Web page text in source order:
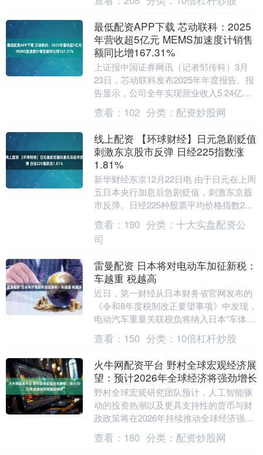
最低配资APP下载 芯动联科：2025
年营收超5亿元 MEMS加速度计销售
额同比增167.31%
上证报中国证券网讯（记者邹传科）3月
23日，芯动联科发布2025年年度报告。报
告显示，公司全年实现营业收入5.24亿
元，同比增长29.48%；归母净利润3.03....
查看： 102 分类： 配资炒股网
线上配资 【环球财经】日元急剧贬值
刺激东京股市反弹 日经225指数涨
1.81%
新华财经东京12月22日电 由于日元在上周
五日本央行加息后急剧贬值，刺激东京股
市反弹。日经225种股票平均价格指数22
日收涨1.81%；东京证券交易所股票价格
指....
查看： 190 分类： 十大实盘配资公
司
雷曼配资 日本将对电动车加征新税：
车越重 税越高
近日，第一财经从日本财务省官网发布的
《令和8年度税制改正要望事项》中发现，
电动汽车重量关联税负将纳入日本“车体课
税绿色化”改革。2028年5月，日本将对私
人购买....
查看： 150 分类： 10倍杠杆炒股
火牛网配资平台 野村全球宏观经济展
望：预计2026年全球经济将强劲增长
野村全球宏观研究团队预计，人工智能驱
动的投资热潮以及更具支持性的货币与财
政政策将在2026年持续推动全球经济强劲
增长。 野村表示，预计在美国全新更偏鸽
派的领导层....
查看： 180 分类： 配资炒股网